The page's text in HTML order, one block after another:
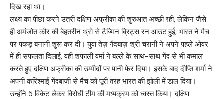
दिख रहा था।
लक्ष्य का पीछा करने उतरी दक्षिण अफ्रीका की शुरुआत अच्छी रही, लेकिन जैसे
ही अमंजोत कौर की बेहतरीन थ्रो से टैज्मिन ब्रिट्स रन आउट हुईं, भारत ने मैच
पर पकड़ बनानी शुरू कर दी। युवा तेज़ गेंदबाज़ श्री चरानी ने अपने पहले ओवर
में ही सफलता दिलाई, वहीं शफाली वर्मा ने बल्ले के साथ-साथ गेंद से भी कमाल
करते हुए दक्षिण अफ्रीका की उम्मीदों पर पानी फेर दिया। इसके बाद दीप्ति शर्मा ने
अपनी करिश्माई गेंदबाज़ी से मैच को पूरी तरह भारत की झोली में डाल दिया।
उन्होंने 5 विकेट लेकर विरोधी टीम की मध्यक्रम को ध्वस्त किया। दक्षिण